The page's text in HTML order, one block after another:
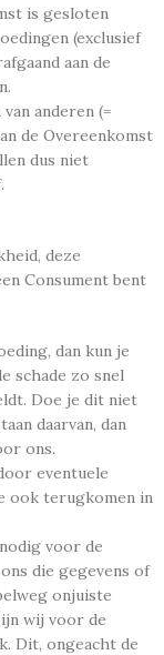
is gesloten
(exclusief
aan de
anderen (=
de Overeenkomst
dus niet
deze
Consument bent
dan kun je
schade zo snel
Doe je dit niet
daarvan, dan
ons.
eventuele
ook terugkomen in
voor de
die gegevens of
onjuiste
wij voor de
Dit, ongeacht de